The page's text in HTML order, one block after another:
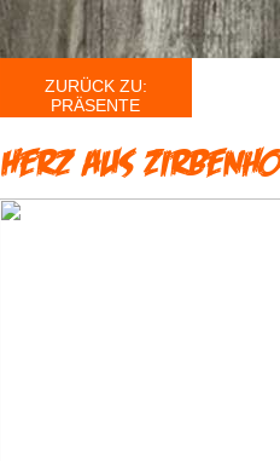
ZURÜCK ZU:
PRÄSENTE
Herz aus